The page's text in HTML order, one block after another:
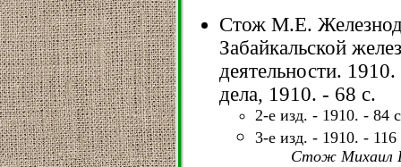
Стож М.Е.
Забайкальской
деятельности.
дела, 1910. - 68 с.
2-е изд. - 1910. - 84
3-е изд. - 1910. - 116
Стож Михаил